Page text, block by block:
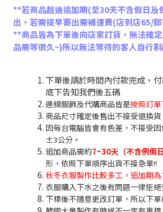
**若商品超過追加期(至30天不含假日及
出，若需提早寄出需補運費(店到店65/郵
**商品皆為下單後向店家訂貨，無法確
品需等很久~)所以無法等待的客人自行斟
下單後請於時間內付款完成，
底下告知我們後五碼
連線服飾及代購商品皆是按照訂
商品尺寸確定後售出不接受退換貨
因每台電腦皆會有色差，不接受
±3公分。
追加商品需約7~30天（不含例假日
形，依照下單順序出貨不接急單!!
秋冬衣服製作比較多工，追加期為
衣服購入下水之後有問題一律拒絕
下標後不隨意更改訂單，所以下